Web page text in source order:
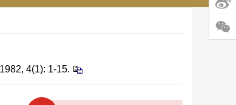
4(1): 1-15.